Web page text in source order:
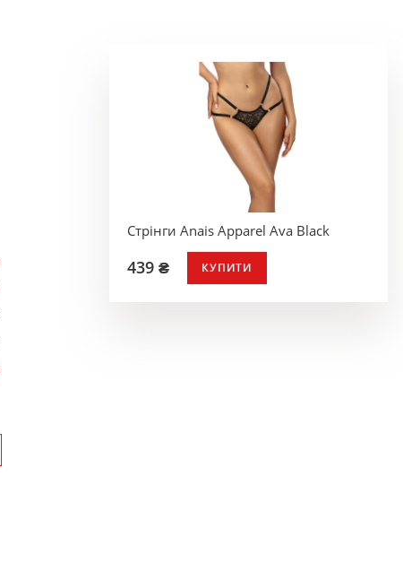
Стрінги Anais Apparel Ava Black
439 ₴ КУПИТИ